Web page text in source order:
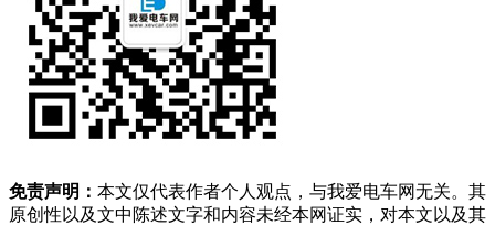
免责声明： 本文仅代表作者个人观点，与我爱电车网无关。其
原创性以及文中陈述文字和内容未经本网证实，对本文以及其